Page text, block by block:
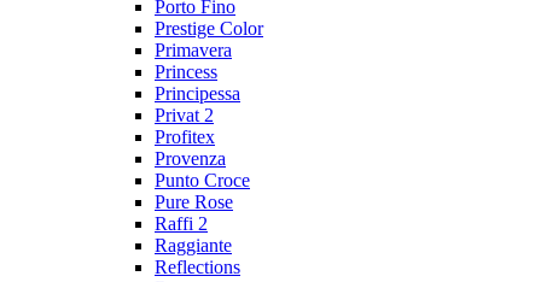
Porto Fino
Prestige Color
Primavera
Princess
Principessa
Privat 2
Profitex
Provenza
Punto Croce
Pure Rose
Raffi 2
Raggiante
Reflections